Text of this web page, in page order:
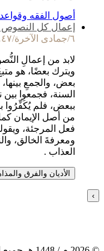
أصول الفقه
إعمال كل النصوص
٦/جمادى الآخرة/١٤٤٧ الموافق ٢٧/نوفمبر/٢٠٢٥
لابد من إعمالِ
ويترك بعضًا، هو
بعض، والجمعِ
السنة، فجمعوا
ببعض، فلم يُكَفِّرُوا
من أصل الإيمان
فعل المرجئة،
ومعرفةَ الخالق،
العذاب .
الأديان والفرق
›